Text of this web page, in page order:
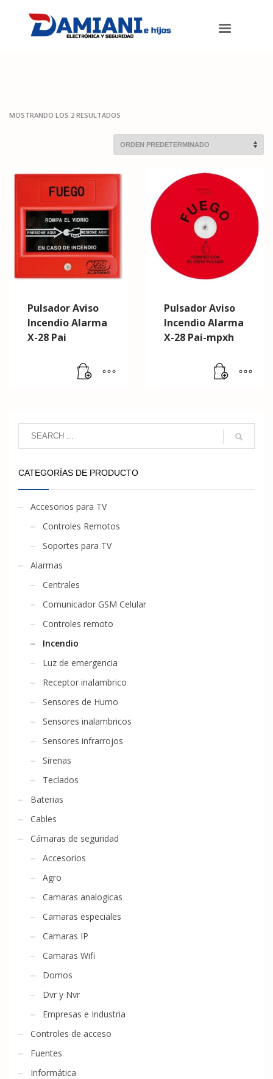
MOSTRANDO LOS 2 RESULTADOS
Pulsador Aviso
Incendio Alarma
X-28 Pai
Pulsador Aviso
Incendio Alarma
X-28 Pai-mpxh
CATEGORÍAS DE PRODUCTO
Accesorios para TV
Controles Remotos
Soportes para TV
Alarmas
Centrales
Comunicador GSM Celular
Controles remoto
Incendio
Luz de emergencia
Receptor inalambrico
Sensores de Humo
Sensores inalambricos
Sensores infrarrojos
Sirenas
Teclados
Baterias
Cables
Cámaras de seguridad
Accesorios
Agro
Camaras analogicas
Camaras especiales
Camaras IP
Camaras Wifi
Domos
Dvr y Nvr
Empresas e Industria
Controles de acceso
Fuentes
Informática